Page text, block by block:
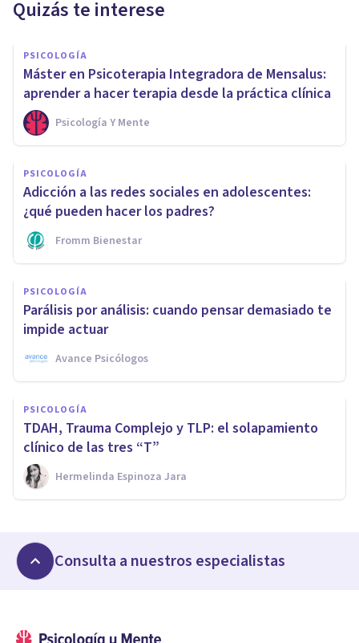
Quizás te interese
PSICOLOGÍA
Máster en Psicoterapia Integradora de Mensalus:
aprender a hacer terapia desde la práctica clínica
Psicología Y Mente
PSICOLOGÍA
Adicción a las redes sociales en adolescentes:
¿qué pueden hacer los padres?
Fromm Bienestar
PSICOLOGÍA
Parálisis por análisis: cuando pensar demasiado te
impide actuar
Avance Psicólogos
PSICOLOGÍA
TDAH, Trauma Complejo y TLP: el solapamiento
clínico de las tres “T”
Hermelinda Espinoza Jara
Consulta a nuestros especialistas